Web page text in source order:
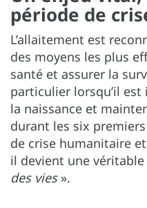
période de
L’allaitement est
des moyens les plus
santé et assurer la
particulier lorsqu’il est
la naissance et
durant les six
de crise humanitaire
il devient une
des vies».